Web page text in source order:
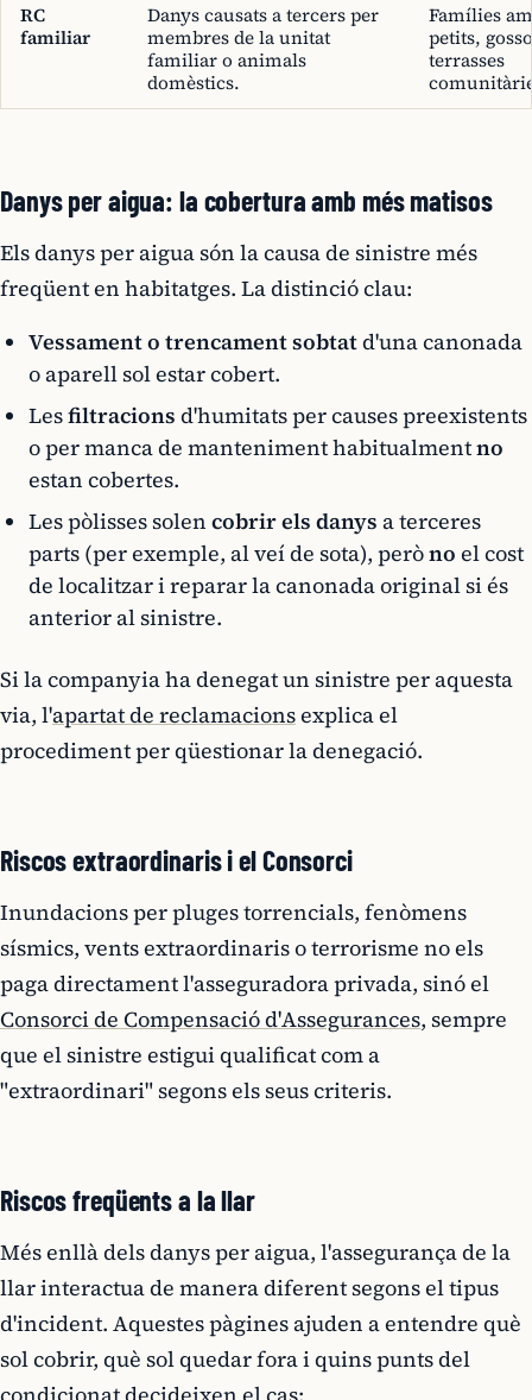
RC
familiar
Danys causats a tercers per
membres de la unitat
familiar o animals
domèstics.
Famílies
petits,
terrasses
Danys per aigua: la cobertura amb més matisos
Els danys per aigua són la causa de sinistre més
freqüent en habitatges. La distinció clau:
Vessament o trencament sobtatd'una canonada
o aparell sol estar cobert.
Lesfiltracions d'humitats per causes preexistents
o per manca de manteniment habitualmentno
estan cobertes.
Les pòlisses solen cobrir els danys a terceres
parts (per exemple, al veí de sota), peròno el cost
de localitzar i reparar la canonada original si és
anterior al sinistre.
Si la companyia ha denegat un sinistre per aquesta
via, l'apartat de reclamacionsexplica el
procediment per qüestionar la denegació.
Riscos extraordinaris i el Consorci
Inundacions per pluges torrencials, fenòmens
sísmics, vents extraordinaris o terrorisme no els
paga directament l'asseguradora privada, sinó el
Consorci de Compensació d'Assegurances, sempre
que el sinistre estigui qualificat com a
"extraordinari" segons els seus criteris.
Riscos freqüents a la llar
Més enllà dels danys per aigua, l'assegurança de la
llar interactua de manera diferent segons el tipus
d'incident. Aquestes pàgines ajuden a entendre què
sol cobrir, què sol quedar fora i quins punts del